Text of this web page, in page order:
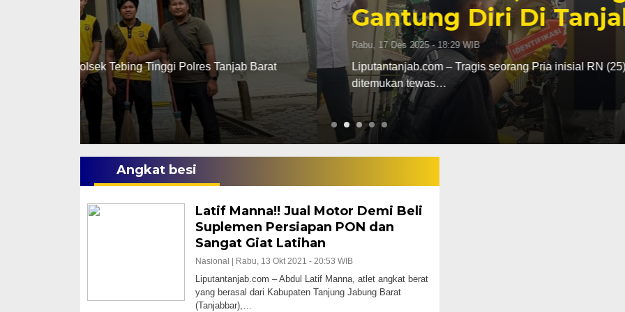
Gantung Diri Di Tanjab Barat
Rabu, 17 Des 2025 - 18:29 WIB
Liputantanjab.com – Tragis seorang Pria inisial RN (25) di Kabupaten Tanjung Jabung Barat Jambi
ditemukan tewas…
Angkat besi
Latif Manna!! Jual Motor Demi Beli
Suplemen Persiapan PON dan
Sangat Giat Latihan
Nasional | Rabu, 13 Okt 2021 - 20:53 WIB
Liputantanjab.com – Abdul Latif Manna, atlet angkat berat
yang berasal dari Kabupaten Tanjung Jabung Barat
(Tanjabbar),…